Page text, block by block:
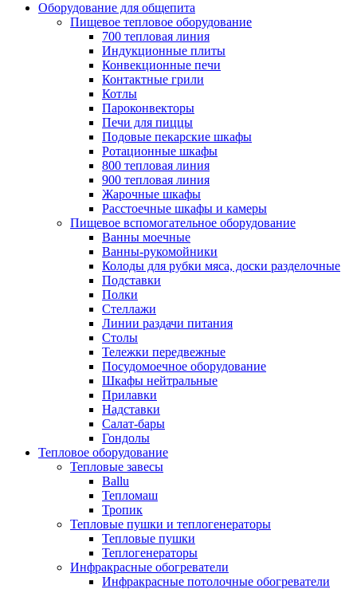
Оборудование для общепита
Пищевое тепловое оборудование
700 тепловая линия
Индукционные плиты
Конвекционные печи
Контактные грили
Котлы
Пароконвекторы
Печи для пиццы
Подовые пекарские шкафы
Ротационные шкафы
800 тепловая линия
900 тепловая линия
Жарочные шкафы
Расстоечные шкафы и камеры
Пищевое вспомогательное оборудование
Ванны моечные
Ванны-рукомойники
Колоды для рубки мяса, доски разделочные
Подставки
Полки
Стеллажи
Линии раздачи питания
Столы
Тележки передвежные
Посудомоечное оборудование
Шкафы нейтральные
Прилавки
Надставки
Салат-бары
Гондолы
Тепловое оборудование
Тепловые завесы
Ballu
Тепломаш
Тропик
Тепловые пушки и теплогенераторы
Тепловые пушки
Теплогенераторы
Инфракрасные обогреватели
Инфракрасные потолочные обогреватели